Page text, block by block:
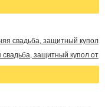
свадьба, защитный купол от